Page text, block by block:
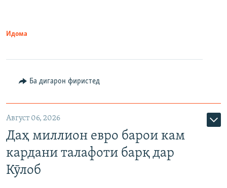
Идома
Ба дигарон фиристед
Август 06, 2026
Даҳ миллион евро барои кам
кардани талафоти барқ дар
Кӯлоб